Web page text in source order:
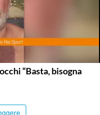
“Basta, bisogna